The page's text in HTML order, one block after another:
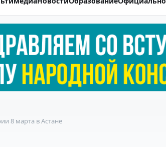
8 марта в Астане